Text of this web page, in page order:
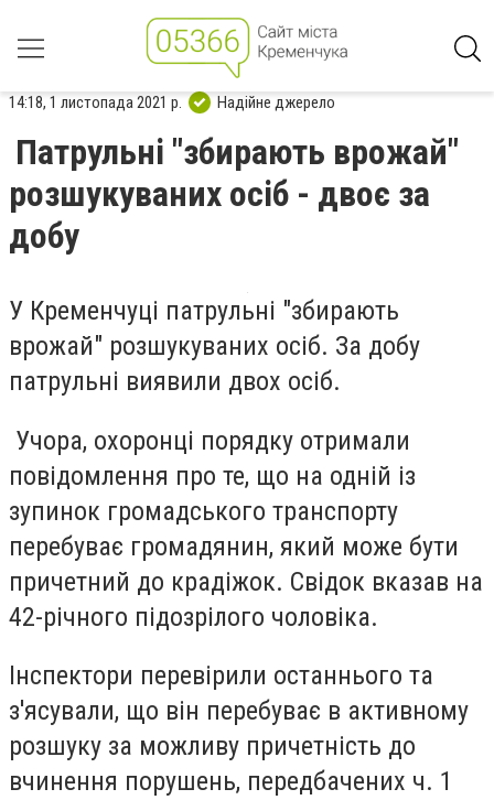
14:18, 1 листопада 2021 р. Надійне джерело
Патрульні "збирають врожай"
розшукуваних осіб - двоє за
добу
У Кременчуці патрульні "збирають
врожай" розшукуваних осіб. За добу
патрульні виявили двох осіб.
Учора, охоронці порядку отримали
повідомлення про те, що на одній із
зупинок громадського транспорту
перебуває громадянин, який може бути
причетний до крадіжок. Свідок вказав на
42-річного підозрілого чоловіка.
Інспектори перевірили останнього та
з'ясували, що він перебуває в активному
розшуку за можливу причетність до
вчинення порушень, передбачених ч. 1